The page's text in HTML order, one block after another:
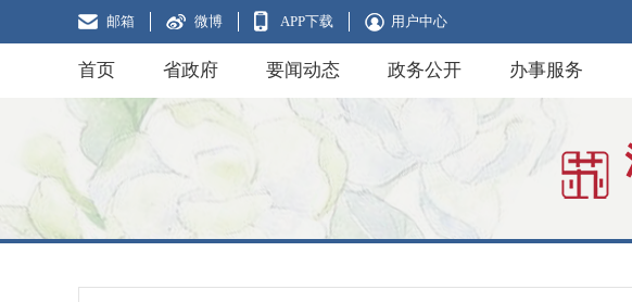
邮箱 微博 APP下载 用户中心
首页 省政府 要闻动态 政务公开 办事服务